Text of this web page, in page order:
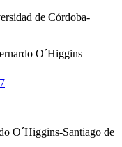
de Córdoba-
O´Higgins
O´Higgins-Santiago de